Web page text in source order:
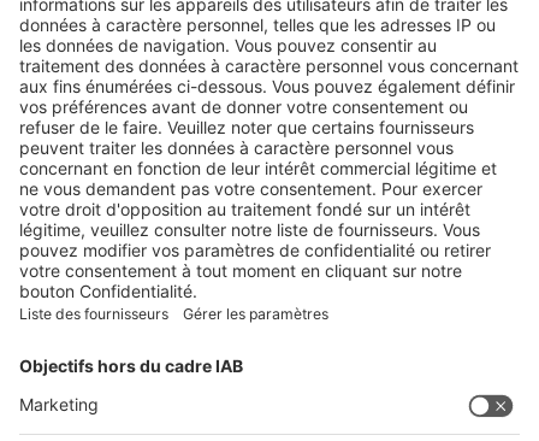
info@spirig-healthcare.ch
Pharmacovigilance:
Pour l’annonce d’effets indésirables d'un médicament de Spirig
HealthCare SA
Tel. +41 62 388 85 88
pharmacovigilance@spirig-healthcare.ch
SUIVEZ-NOUS SUR